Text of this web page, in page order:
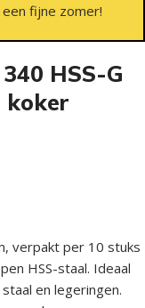
fijne zomer!
HSS-G
koker
verpakt per 10 stuks
HSS-staal. Ideaal
en legeringen.